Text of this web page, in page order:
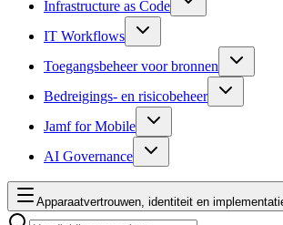
Infrastructure as Code
IT Workflows
Toegangsbeheer voor bronnen
Bedreigings- en risicobeheer
Jamf for Mobile
AI Governance
Apparaatvertrouwen, identiteit en